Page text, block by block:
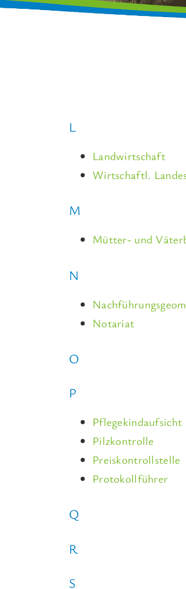
L
Landwirtschaft
Wirtschaftl.
M
Mütter- und
N
Notariat
O
P
Pflegekindaufsicht
Pilzkontrolle
Preiskontrollstelle
Protokollführer
Q
R
S